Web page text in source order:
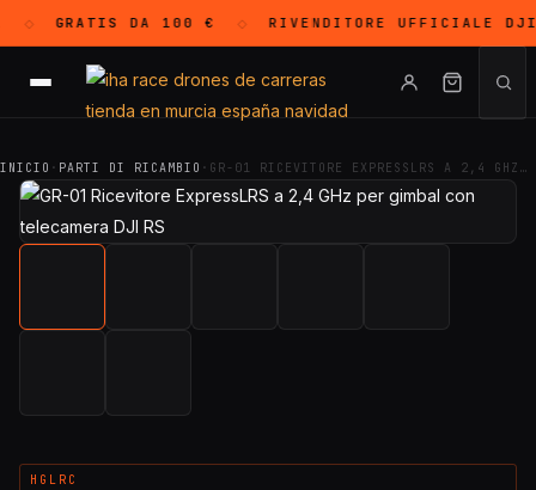
◇ GRATISDA 100 € ◇ RIVENDITORE UFFICIALE DJI
INICIO · PARTI DI RICAMBIO · GR-01 RICEVITORE EXPRESSLRS A 2,4 GHZ…
HGLRC